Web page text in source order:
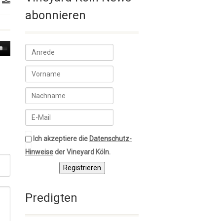
abonnieren
Ich akzeptiere die Datenschutz-
Hinweiseder Vineyard Köln.
Registrieren
Predigten